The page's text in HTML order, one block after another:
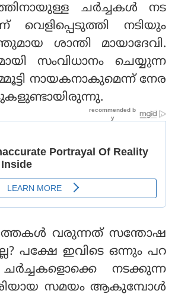
ചർച്ചകൾ നട
വെളിപ്പെടുത്തി നടിയും
ശാന്തി മായാദേവി.
സംവിധാനം ചെയ്യുന്ന
നായകനാകുമെന്ന് നേര
വരുന്നത് സന്തോഷ
പക്ഷേ ഇവിടെ ഒന്നും പറ
ചർച്ചകളൊക്കെ നടക്കുന്ന
സമയം ആകുമ്പോൾ